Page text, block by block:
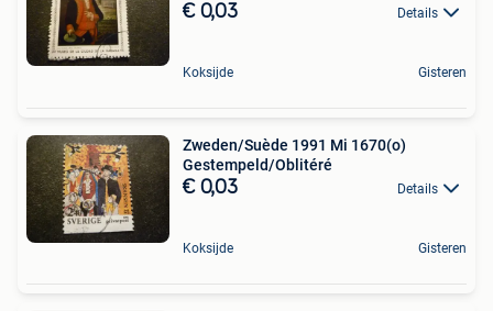
€ 0,03 Details
Koksijde Gisteren
Zweden/Suède 1991 Mi 1670(o)
Gestempeld/Oblitéré
€ 0,03 Details
Koksijde Gisteren